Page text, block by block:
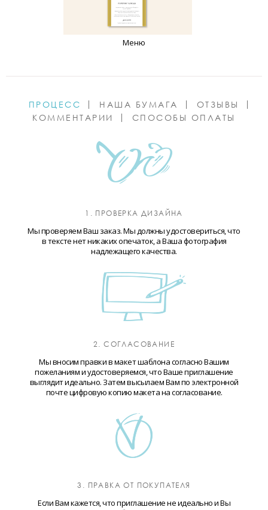
Меню
ПРОЦЕСС НАША БУМАГА
ОТЗЫВЫ
КОММЕНТАРИИ
СПОСОБЫ ОПЛАТЫ
1. ПРОВЕРКА ДИЗАЙНА
Мы проверяем Ваш заказ. Мы должны удостовериться, что
в тексте нет никаких опечаток, а Ваша фотография
надлежащего качества.
2. СОГЛАСОВАНИЕ
Мы вносим правки в макет шаблона согласно Вашим
пожеланиям и удостоверяемся, что Ваше приглашение
выглядит идеально. Затем высылаем Вам по электронной
почте цифровую копию макета на согласование.
3. ПРАВКА ОТ ПОКУПАТЕЛЯ
Если Вам кажется, что приглашение не идеально и Вы